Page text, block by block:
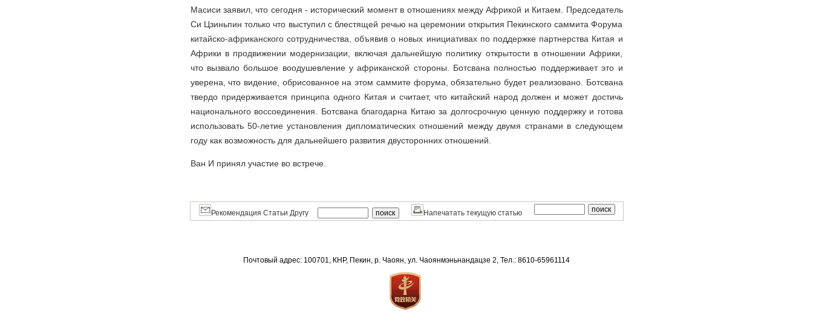
Масиси заявил, что сегодня - исторический момент в отношениях между Африкой и Китаем. Председатель
Си Цзиньпин только что выступил с блестящей речью на церемонии открытия Пекинского саммита Форума
китайско-африканского сотрудничества, объявив о новых инициативах по поддержке партнерства Китая и
Африки в продвижении модернизации, включая дальнейшую политику открытости в отношении Африки,
что вызвало большое воодушевление у африканской стороны. Ботсвана полностью поддерживает это и
уверена, что видение, обрисованное на этом саммите форума, обязательно будет реализовано. Ботсвана
твердо придерживается принципа одного Китая и считает, что китайский народ должен и может достичь
национального воссоединения. Ботсвана благодарна Китаю за долгосрочную ценную поддержку и готова
использовать 50-летие установления дипломатических отношений между двумя странами в следующем
году как возможность для дальнейшего развития двусторонних отношений.
Ван И принял участие во встрече.
Рекомендация Статьи Другу Напечатать текущую статью
Почтовый адрес: 100701, КНР, Пекин, р. Чаоян, ул. Чаоянмэньнандацзе 2, Тел.: 8610-65961114